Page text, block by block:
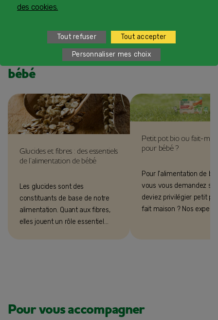
En lire plus sur l'alimentation de
bébé
Glucides et fibres : des essentiels
de l’alimentation de bébé
Les glucides sont des
constituants de base de notre
alimentation. Quant aux fibres,
elles jouent un rôle essentiel
Petit pot bio ou fait-
pour bébé ?
Pour l'alimentation de
vous vous demandez si
deviez privilégier petit
fait maison ? Nos experts
Pour vous accompagner
des cookies.
Tout refuser Tout accepter
Personnaliser mes choix